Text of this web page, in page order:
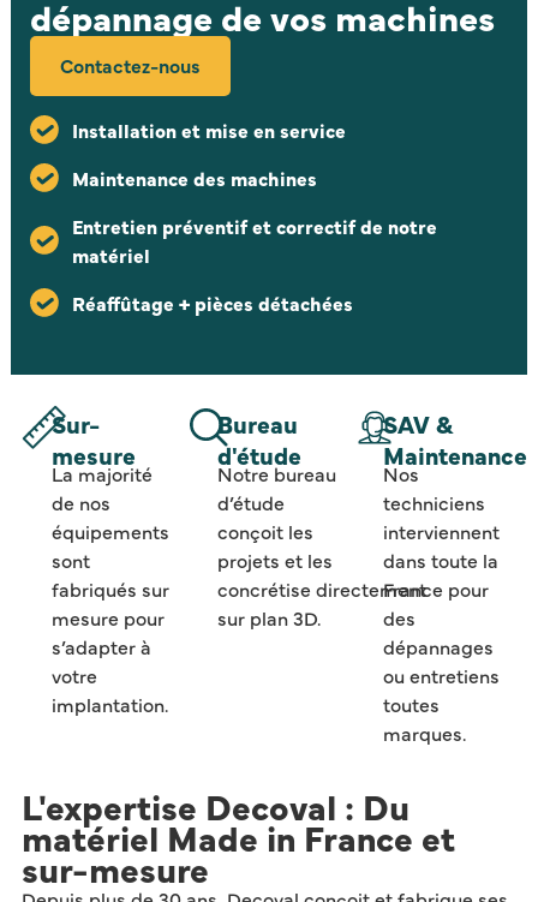
dépannage de vos machines
Contactez-nous
Installation et mise en service
Maintenance des machines
Entretien préventif et correctif de notre
matériel
Réaffûtage + pièces détachées
Sur-
mesure
La majorité
de nos
équipements
sont
fabriqués sur
mesure pour
s’adapter à
votre
implantation.
Bureau
d'étude
Notre bureau
d’étude
conçoit les
projets et les
concrétise directement
sur plan 3D.
SAV &
Maintenance
Nos
techniciens
interviennent
dans toute la
France pour
des
dépannages
ou entretiens
toutes
marques.
L'expertise Decoval : Du
matériel Made in France et
sur-mesure